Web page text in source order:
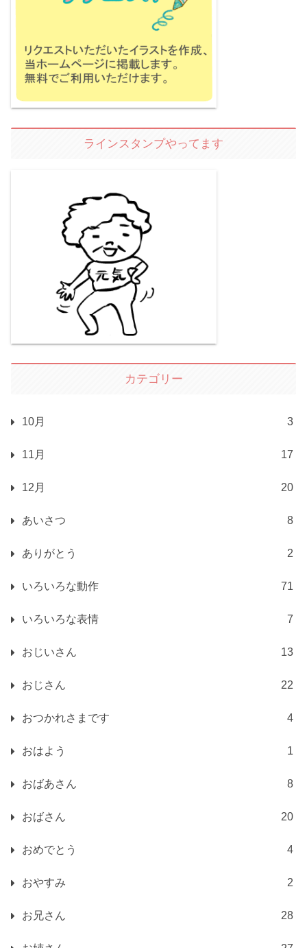
ラインスタンプやってます
カテゴリー
10月 3
11月 17
12月 20
あいさつ 8
ありがとう 2
いろいろな動作 71
いろいろな表情 7
おじいさん 13
おじさん 22
おつかれさまです 4
おはよう 1
おばあさん 8
おばさん 20
おめでとう 4
おやすみ 2
お兄さん 28